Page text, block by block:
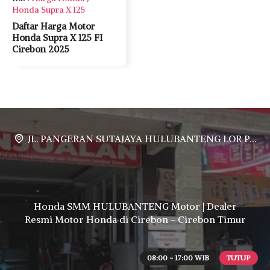
08:00 - 17:00 WIB TUTUP
Honda Supra X 125
Daftar Harga Motor
Honda Supra X 125 FI
Cirebon 2025
JL. PANGERAN SUTAJAYA HULUBANTENG LOR PABUARAN CIREBON TIMUR, Ds. Babakan gebang cirebon Gebang udik cirebon Ciledug cirebon Karang wareng cirebon
Honda SMM HULUBANTENG Motor | Dealer
Resmi Motor Honda di Cirebon - Cirebon Timur